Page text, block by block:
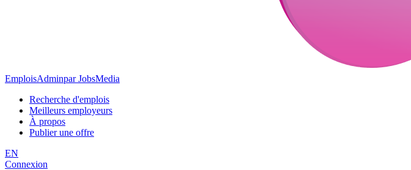
EmploisAdminpar JobsMedia
Recherche d'emplois
Meilleurs employeurs
À propos
Publier une offre
EN
Connexion